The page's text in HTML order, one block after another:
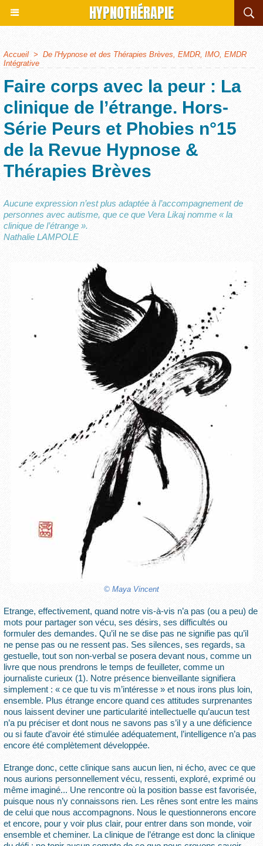
HYPNOTHÉRAPIE
Accueil > De l'Hypnose et des Thérapies Brèves, EMDR, IMO, EMDR
Intégrative
Faire corps avec la peur : La
clinique de l’étrange. Hors-
Série Peurs et Phobies n°15
de la Revue Hypnose &
Thérapies Brèves
Aucune expression n’est plus adaptée à l’accompagnement de
personnes avec autisme, que ce que Vera Likaj nomme « la
clinique de l’étrange ».
Nathalie LAMPOLE
© Maya Vincent
Etrange, effectivement, quand notre vis-à-vis n’a pas (ou a peu) de
mots pour partager son vécu, ses désirs, ses difficultés ou
formuler des demandes. Qu’il ne se dise pas ne signifie pas qu’il
ne pense pas ou ne ressent pas. Ses silences, ses regards, sa
gestuelle, tout son non-verbal se posera devant nous, comme un
livre que nous prendrons le temps de feuilleter, comme un
journaliste curieux (1). Notre présence bienveillante signifiera
simplement : « ce que tu vis m’intéresse » et nous irons plus loin,
ensemble. Plus étrange encore quand ces attitudes surprenantes
nous laissent deviner une particularité intellectuelle qu’aucun test
n’a pu préciser et dont nous ne savons pas s’il y a une déficience
ou si faute d’avoir été stimulée adéquatement, l’intelligence n’a pas
encore été complètement développée.
Etrange donc, cette clinique sans aucun lien, ni écho, avec ce que
nous aurions personnellement vécu, ressenti, exploré, exprimé ou
même imaginé... Une rencontre où la position basse est favorisée,
puisque nous n’y connaissons rien. Les rênes sont entre les mains
de celui que nous accompagnons. Nous le questionnerons encore
et encore, pour y voir plus clair, pour entrer dans son monde, voir
ensemble et cheminer. La clinique de l’étrange est donc la clinique